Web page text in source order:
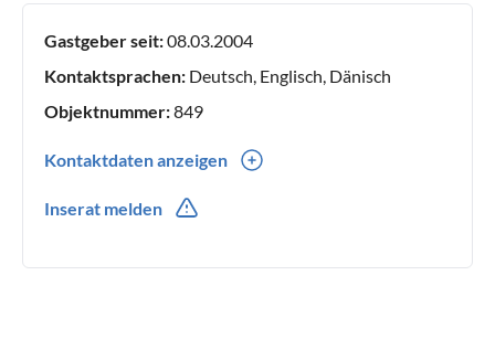
Gastgeber seit:08.03.2004
Kontaktsprachen: Deutsch, Englisch, Dänisch
Objektnummer:849
Kontaktdaten anzeigen
Inserat melden